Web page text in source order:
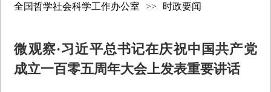
全国哲学社会科学工作办公室 >> 时政要闻
微观察·习近平总书记在庆祝中国共产党
成立一百零五周年大会上发表重要讲话